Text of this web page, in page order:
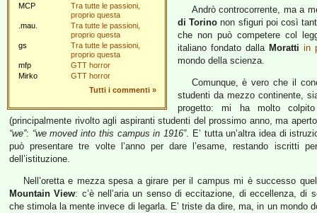
MCP
Tra tutte le passioni,
proprio questa
.mau.
Tra tutte le passioni,
proprio questa
gs
Tra tutte le passioni,
proprio questa
mfp
GTT horror
Mirko
GTT horror
Tutti i commenti »
Andrò controcorrente, ma a
di Torino non sfiguri poi così
che non può competere col
italiano fondato dalla Moratti in
mondo della scienza.
Comunque, è vero che il
studenti da mezzo continente,
progetto: mi ha molto
(principalmente rivolto agli aspiranti studenti del prossimo anno, ma
“we”: “we moved into this campus in 1916”. E’ tutta un’altra idea di
può presentare tre volte l’anno per dare l’esame, restando iscritti
dell’istituzione.
Nell’oretta e mezza spesa a girare per il campus mi è successo
Mountain View: c’è nell’aria un senso di eccitazione, di eccellenza, di
che stimola la mente invece di legarla. E’ triste da dire, ma, in un mondo